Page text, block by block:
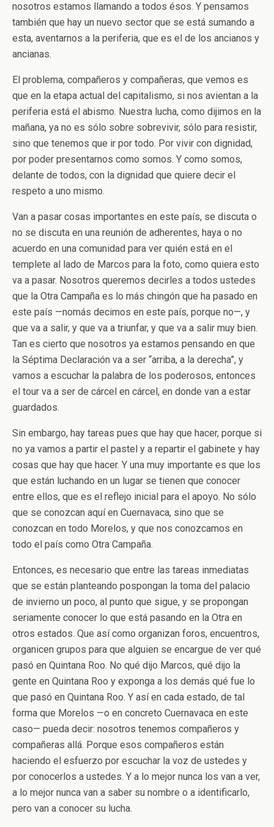
nosotros estamos llamando a todos ésos. Y pensamos
también que hay un nuevo sector que se está sumando a
esta, aventarnos a la periferia, que es el de los ancianos y
ancianas.
El problema, compañeros y compañeras, que vemos es
que en la etapa actual del capitalismo, si nos avientan a la
periferia está el abismo. Nuestra lucha, como dijimos en la
mañana, ya no es sólo sobre sobrevivir, sólo para resistir,
sino que tenemos que ir por todo. Por vivir con dignidad,
por poder presentarnos como somos. Y como somos,
delante de todos, con la dignidad que quiere decir el
respeto a uno mismo.
Van a pasar cosas importantes en este país, se discuta o
no se discuta en una reunión de adherentes, haya o no
acuerdo en una comunidad para ver quién está en el
templete al lado de Marcos para la foto, como quiera esto
va a pasar. Nosotros queremos decirles a todos ustedes
que la Otra Campaña es lo más chingón que ha pasado en
este país —nomás decimos en este país, porque no—, y
que va a salir, y que va a triunfar, y que va a salir muy bien.
Tan es cierto que nosotros ya estamos pensando en que
la Séptima Declaración va a ser “arriba, a la derecha”, y
vamos a escuchar la palabra de los poderosos, entonces
el tour va a ser de cárcel en cárcel, en donde van a estar
guardados.
Sin embargo, hay tareas pues que hay que hacer, porque si
no ya vamos a partir el pastel y a repartir el gabinete y hay
cosas que hay que hacer. Y una muy importante es que los
que están luchando en un lugar se tienen que conocer
entre ellos, que es el reflejo inicial para el apoyo. No sólo
que se conozcan aquí en Cuernavaca, sino que se
conozcan en todo Morelos, y que nos conozcamos en
todo el país como Otra Campaña.
Entonces, es necesario que entre las tareas inmediatas
que se están planteando pospongan la toma del palacio
de invierno un poco, al punto que sigue, y se propongan
seriamente conocer lo que está pasando en la Otra en
otros estados. Que así como organizan foros, encuentros,
organicen grupos para que alguien se encargue de ver qué
pasó en Quintana Roo. No qué dijo Marcos, qué dijo la
gente en Quintana Roo y exponga a los demás qué fue lo
que pasó en Quintana Roo. Y así en cada estado, de tal
forma que Morelos —o en concreto Cuernavaca en este
caso— pueda decir: nosotros tenemos compañeros y
compañeras allá. Porque esos compañeros están
haciendo el esfuerzo por escuchar la voz de ustedes y
por conocerlos a ustedes. Y a lo mejor nunca los van a ver,
a lo mejor nunca van a saber su nombre o a identificarlo,
pero van a conocer su lucha.